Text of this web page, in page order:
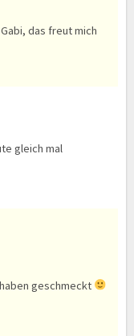
das freut mich
gleich mal
geschmeckt